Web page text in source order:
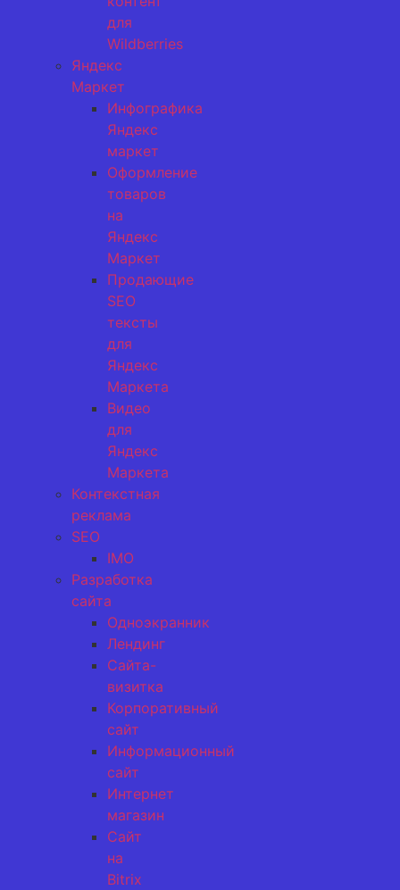
для
Wildberries
Яндекс
Маркет
Инфографика
Яндекс
маркет
Оформление
товаров
на
Яндекс
Маркет
Продающие
SEO
тексты
для
Яндекс
Маркета
Видео
для
Яндекс
Маркета
Контекстная
реклама
SEO
IMO
Разработка
сайта
Одноэкранник
Лендинг
Сайта-
визитка
Корпоративный
сайт
Информационный
сайт
Интернет
магазин
Сайт
на
Bitrix